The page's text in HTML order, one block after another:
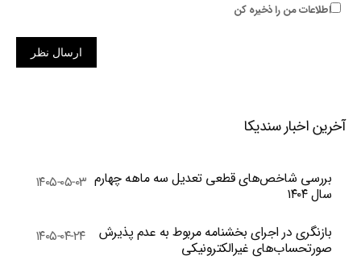
اطلاعات من را ذخیره کن
ارسال نظر
آخرین اخبار سندیکا
بررسی شاخص‌های قطعی تعدیل سه ماهه چهارم
سال ۱۴۰۴
۱۴۰۵-۰۵-۰۳
بازنگری در اجرای بخشنامه مربوط به عدم پذیرش
صورتحساب‌های غیرالکترونیکی
۱۴۰۵-۰۴-۲۴